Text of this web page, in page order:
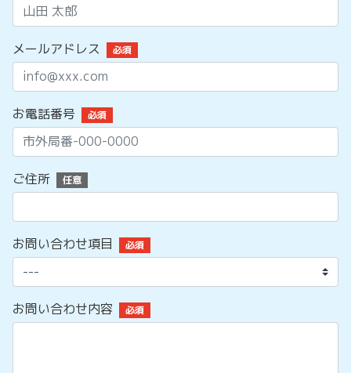
メールアドレス 必須
お電話番号 必須
ご住所 任意
お問い合わせ項目 必須
お問い合わせ内容 必須